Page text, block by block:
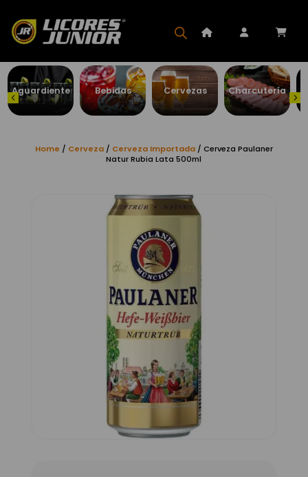
Aguardiente Bebidas Cervezas Charcutería
Home / Cerveza/ Cerveza Importada/ Cerveza Paulaner
Natur Rubia Lata 500ml